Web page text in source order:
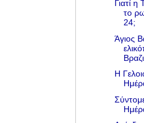
Γιατί η
το
24;
Άγιος
Η